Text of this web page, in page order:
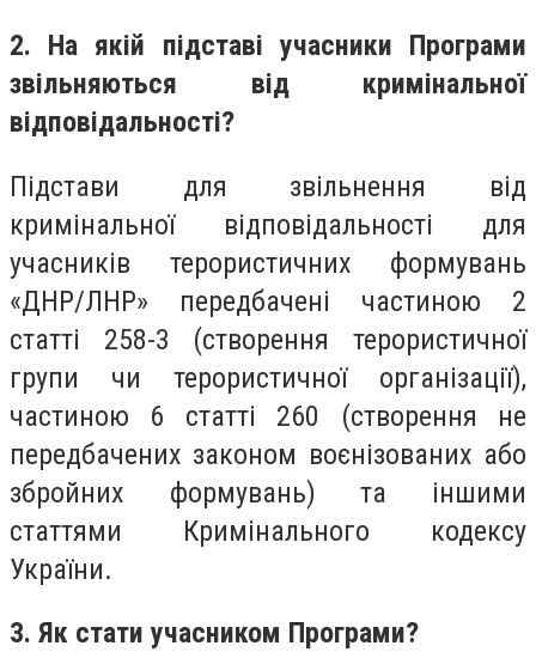
2. На якій підставі учасники Програми
звільняються від кримінальної
відповідальності?
Підстави для звільнення від
кримінальної відповідальності для
учасників терористичних формувань
«ДНР/ЛНР» передбачені частиною 2
статті 258-3 (створення терористичної
групи чи терористичної організації),
частиною 6 статті 260 (створення не
передбачених законом воєнізованих або
збройних формувань) та іншими
статтями Кримінального кодексу
України.
3. Як стати учасником Програми?